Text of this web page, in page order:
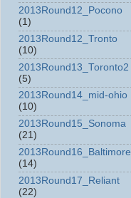
2013Round12_Pocono
(1)
2013Round12_Tronto
(10)
2013Round13_Toronto2
(5)
2013Round14_mid-ohio
(10)
2013Round15_Sonoma
(21)
2013Round16_Baltimore
(14)
2013Round17_Reliant
(22)